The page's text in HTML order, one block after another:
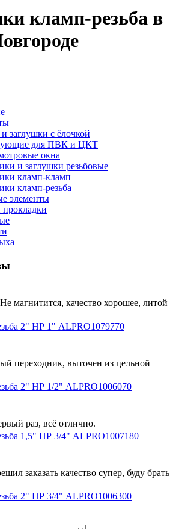
кламп-резьба в
заглушки с ёлочкой
для ПВК и ЦКТ
окна
и заглушки резьбовые
кламп-кламп
кламп-резьба
элементы
Не магнитится, качество хорошее, литой
2" НР 1" ALPRO1079770
переходник, выточен из цельной
2" НР 1/2" ALPRO1006070
раз, всё отлично.
1,5" НР 3/4" ALPRO1007180
заказать качество супер, буду брать
2" НР 3/4" ALPRO1006300